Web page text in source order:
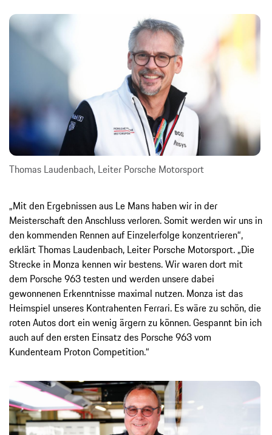
Thomas Laudenbach, Leiter Porsche Motorsport
„Mit den Ergebnissen aus Le Mans haben wir in der
Meisterschaft den Anschluss verloren. Somit werden wir uns in
den kommenden Rennen auf Einzelerfolge konzentrieren“,
erklärt Thomas Laudenbach, Leiter Porsche Motorsport. „Die
Strecke in Monza kennen wir bestens. Wir waren dort mit
dem Porsche 963 testen und werden unsere dabei
gewonnenen Erkenntnisse maximal nutzen. Monza ist das
Heimspiel unseres Kontrahenten Ferrari. Es wäre zu schön, die
roten Autos dort ein wenig ärgern zu können. Gespannt bin ich
auch auf den ersten Einsatz des Porsche 963 vom
Kundenteam Proton Competition.“